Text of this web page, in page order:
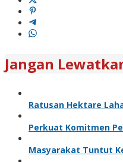
Jangan
Ratusan Hektare
Perkuat Komitmen
Masyarakat Tuntut